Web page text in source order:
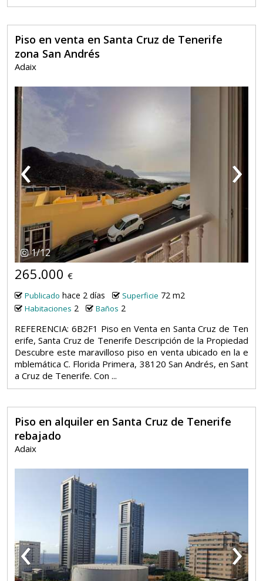
Piso en venta en Santa Cruz de Tenerife
zona San Andrés
Adaix
‹ ›
1/12
265.000 €
Publicado hace 2 días Superficie 72 m2
Habitaciones 2 Baños 2
REFERENCIA: 6B2F1 Piso en Venta en Santa Cruz de Ten
erife, Santa Cruz de Tenerife Descripción de la Propiedad
Descubre este maravilloso piso en venta ubicado en la e
mblemática C. Florida Primera, 38120 San Andrés, en Sant
a Cruz de Tenerife. Con ...
Piso en alquiler en Santa Cruz de Tenerife
rebajado
Adaix
‹ ›